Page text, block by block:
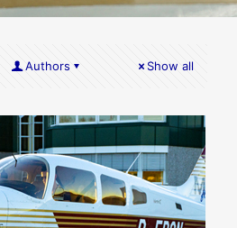
Authors Show all